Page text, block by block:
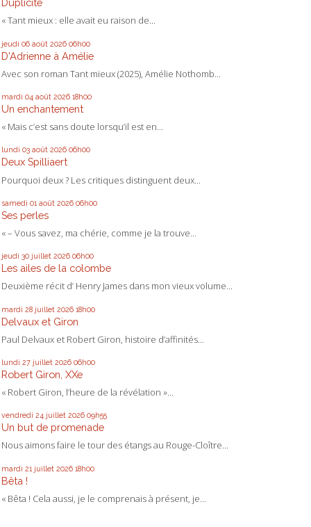
Duplicité
« Tant mieux : elle avait eu raison de...
jeudi 06 août 2026 06h00
D'Adrienne à Amélie
Avec son roman Tant mieux (2025), Amélie Nothomb...
mardi 04 août 2026 18h00
Un enchantement
« Mais c’est sans doute lorsqu’il est en...
lundi 03 août 2026 06h00
Deux Spilliaert
Pourquoi deux ? Les critiques distinguent deux...
samedi 01 août 2026 06h00
Ses perles
« – Vous savez, ma chérie, comme je la trouve...
jeudi 30 juillet 2026 06h00
Les ailes de la colombe
Deuxième récit d’ Henry James dans mon vieux volume...
mardi 28 juillet 2026 18h00
Delvaux et Giron
Paul Delvaux et Robert Giron, histoire d’affinités...
lundi 27 juillet 2026 06h00
Robert Giron, XXe
« Robert Giron, l’heure de la révélation »...
vendredi 24 juillet 2026 09h55
Un but de promenade
Nous aimons faire le tour des étangs au Rouge-Cloître...
mardi 21 juillet 2026 18h00
Bêta !
« Bêta ! Cela aussi, je le comprenais à présent, je...